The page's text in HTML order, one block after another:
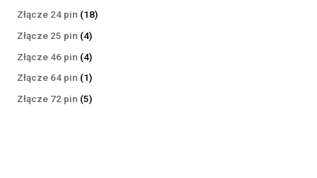
produkty
Złącze 24 pin 1818
Złącze 25 pin 44
produkty
Złącze 46 pin 44
produkty
Złącze 64 pin 11
produkt
Złącze 72 pin 55